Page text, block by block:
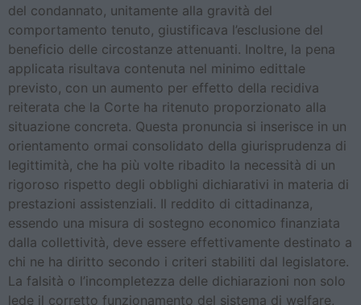
del condannato, unitamente alla gravità del
comportamento tenuto, giustificava l’esclusione del
beneficio delle circostanze attenuanti. Inoltre, la pena
applicata risultava contenuta nel minimo edittale
previsto, con un aumento per effetto della recidiva
reiterata che la Corte ha ritenuto proporzionato alla
situazione concreta. Questa pronuncia si inserisce in un
orientamento ormai consolidato della giurisprudenza di
legittimità, che ha più volte ribadito la necessità di un
rigoroso rispetto degli obblighi dichiarativi in materia di
prestazioni assistenziali. Il reddito di cittadinanza,
essendo una misura di sostegno economico finanziata
dalla collettività, deve essere effettivamente destinato a
chi ne ha diritto secondo i criteri stabiliti dal legislatore.
La falsità o l’incompletezza delle dichiarazioni non solo
lede il corretto funzionamento del sistema di welfare,